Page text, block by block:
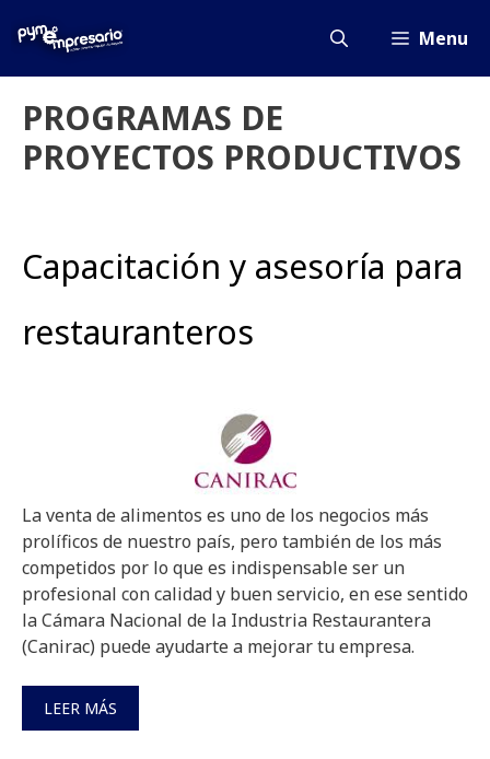
Menu
PROGRAMAS DE
PROYECTOS PRODUCTIVOS
Capacitación y asesoría para
restauranteros
La venta de alimentos es uno de los negocios más
prolíficos de nuestro país, pero también de los más
competidos por lo que es indispensable ser un
profesional con calidad y buen servicio, en ese sentido
la Cámara Nacional de la Industria Restaurantera
(Canirac) puede ayudarte a mejorar tu empresa.
LEER MÁS